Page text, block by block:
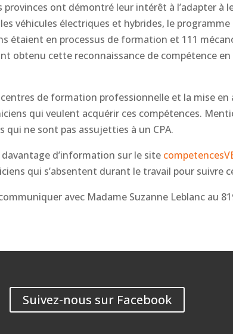
ont démontré leur intérêt à l’adapter à
véhicules électriques et hybrides, le
étaient en processus de formation et 111
obtenu cette reconnaissance de compétence en
de formation professionnelle et la mise en
qui veulent acquérir ces compétences.
qui ne sont pas assujetties à un CPA.
d’information sur le site
qui s’absentent durant le travail pour suivre
avec Madame Suzanne Leblanc au
Suivez-nous sur Facebook